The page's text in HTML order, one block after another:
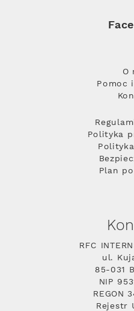
O
Pomoc
Polityka
Plan
RFC
ul.
85-031
NIP
REGON
Rejestr